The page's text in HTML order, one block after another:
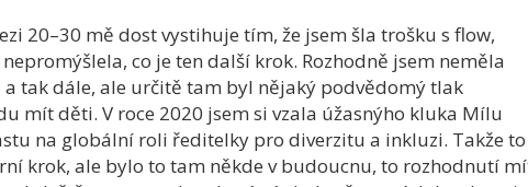
20–30 mě dost vystihuje tím, že jsem šla trošku s flow,
co je ten další krok. Rozhodně jsem neměla
tak dále, ale určitě tam byl nějaký podvědomý tlak
mít děti. V roce 2020 jsem si vzala úžasnýho kluka Mílu
na globální roli ředitelky pro diverzitu a inkluzi. Takže to
krok, ale bylo to tam někde v budoucnu, to rozhodnutí